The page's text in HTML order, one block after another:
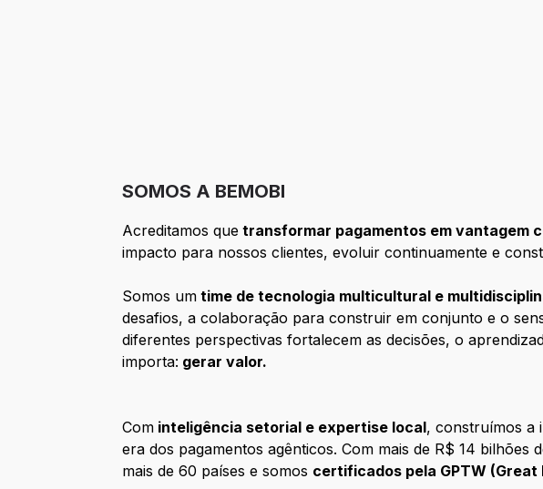
SOMOS A BEMOBI
Acreditamos que transformar pagamentos em vantagem
impacto para nossos clientes, evoluir continuamente e
Somos um time de tecnologia multicultural e
desafios, a colaboração para construir em conjunto e o
diferentes perspectivas fortalecem as decisões, o
importa: gerar valor.
Com inteligência setorial e expertise local, construímos a
era dos pagamentos agênticos. Com mais de R$ 14
mais de 60 países e somos certificados pela GPTW